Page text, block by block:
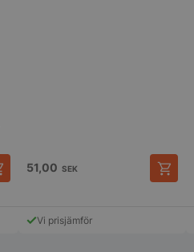
51,00 SEK
Vi prisjämför